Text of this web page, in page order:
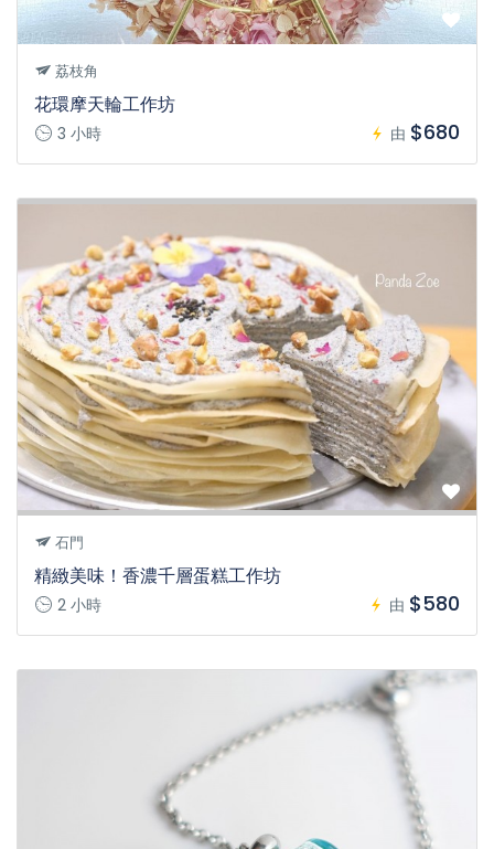
荔枝角
花環摩天輪工作坊
3 小時 由 $680
石門
精緻美味！香濃千層蛋糕工作坊
2 小時 由 $580